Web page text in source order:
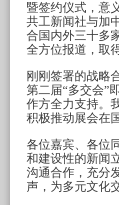
暨签约仪式，意
共工新闻社与加
合国内外三十多
全方位报道，取
刚刚签署的战略
第二届“多交会”
作方全力支持。
积极推动展会在
各位嘉宾、各位
和建设性的新闻
沟通合作，充分
声，为多元文化